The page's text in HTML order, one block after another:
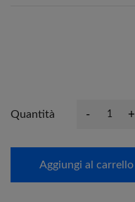
Quantità - +
Aggiungi al carrello